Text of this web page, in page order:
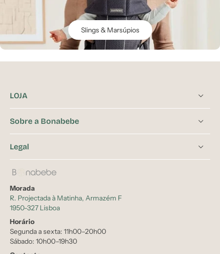
Slings & Marsúpios
LOJA
Sobre a Bonabebe
Legal
Morada
R. Projectada à Matinha, Armazém F
1950-327 Lisboa
Horário
Segunda a sexta: 11h00–20h00
Sábado: 10h00–19h30